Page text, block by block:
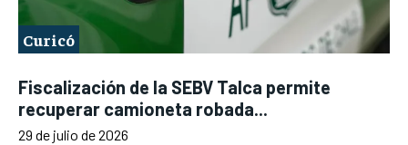
Curicó
Fiscalización de la SEBV Talca permite
recuperar camioneta robada...
29 de julio de 2026